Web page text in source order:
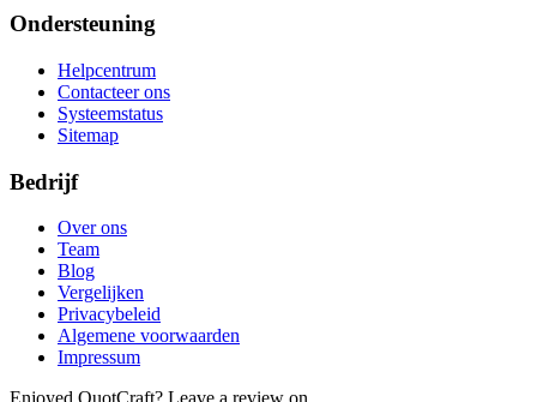
Ondersteuning
Helpcentrum
Contacteer ons
Systeemstatus
Sitemap
Bedrijf
Over ons
Team
Blog
Vergelijken
Privacybeleid
Algemene voorwaarden
Impressum